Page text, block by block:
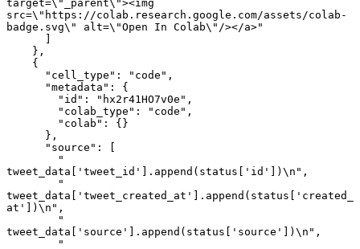
target=\"_parent\"><img
src=\"https://colab.research.google.com/assets/colab-
badge.svg\" alt=\"Open In Colab\"/></a>"
    },
    {
      "cell_type": "code",
      "metadata": {
        "id": "hx2r41HO7v0e",
        "colab_type": "code",
        "colab": {}
      },
      "source": [
tweet_data['tweet_id'].append(status['id'])\n",
tweet_data['tweet_created_at'].append(status['created_
at'])\n",
tweet_data['source'].append(status['source'])\n",